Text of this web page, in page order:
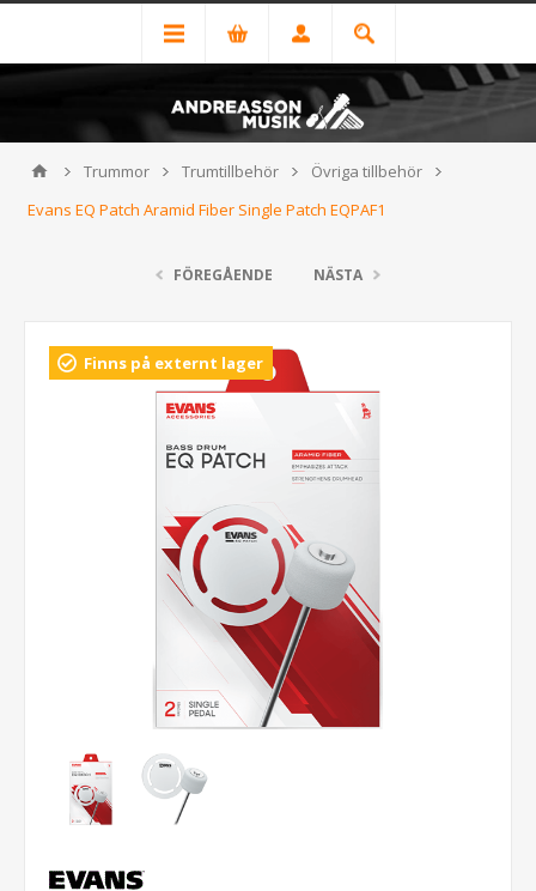
Trummor Trumtillbehör
Övriga tillbehör
Evans EQ Patch Aramid Fiber Single Patch EQPAF1
FÖREGÅENDE NÄSTA
Finns på externt lager